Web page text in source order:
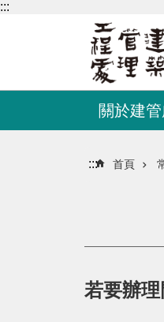
跳到主要內容區塊
:::
關於建
::: 首頁
若要辦